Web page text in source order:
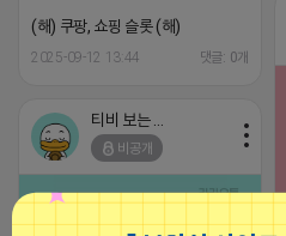
(해) 쿠팡, 쇼핑 슬롯 (해)
2025-09-12 13:44 댓글: 0개
비공개